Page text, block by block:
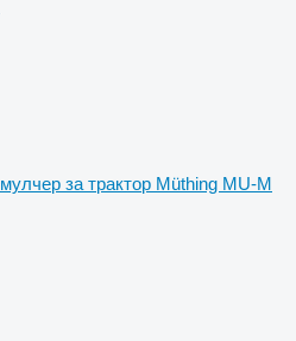
мулчер за трактор Müthing MU-M